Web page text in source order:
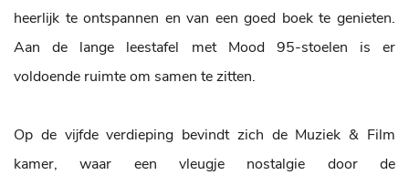
heerlijk te ontspannen en van een goed boek te genieten.
Aan de lange leestafel met Mood 95-stoelen is er
voldoende ruimte om samen te zitten.
Op de vijfde verdieping bevindt zich de Muziek & Film
kamer, waar een vleugje nostalgie door de